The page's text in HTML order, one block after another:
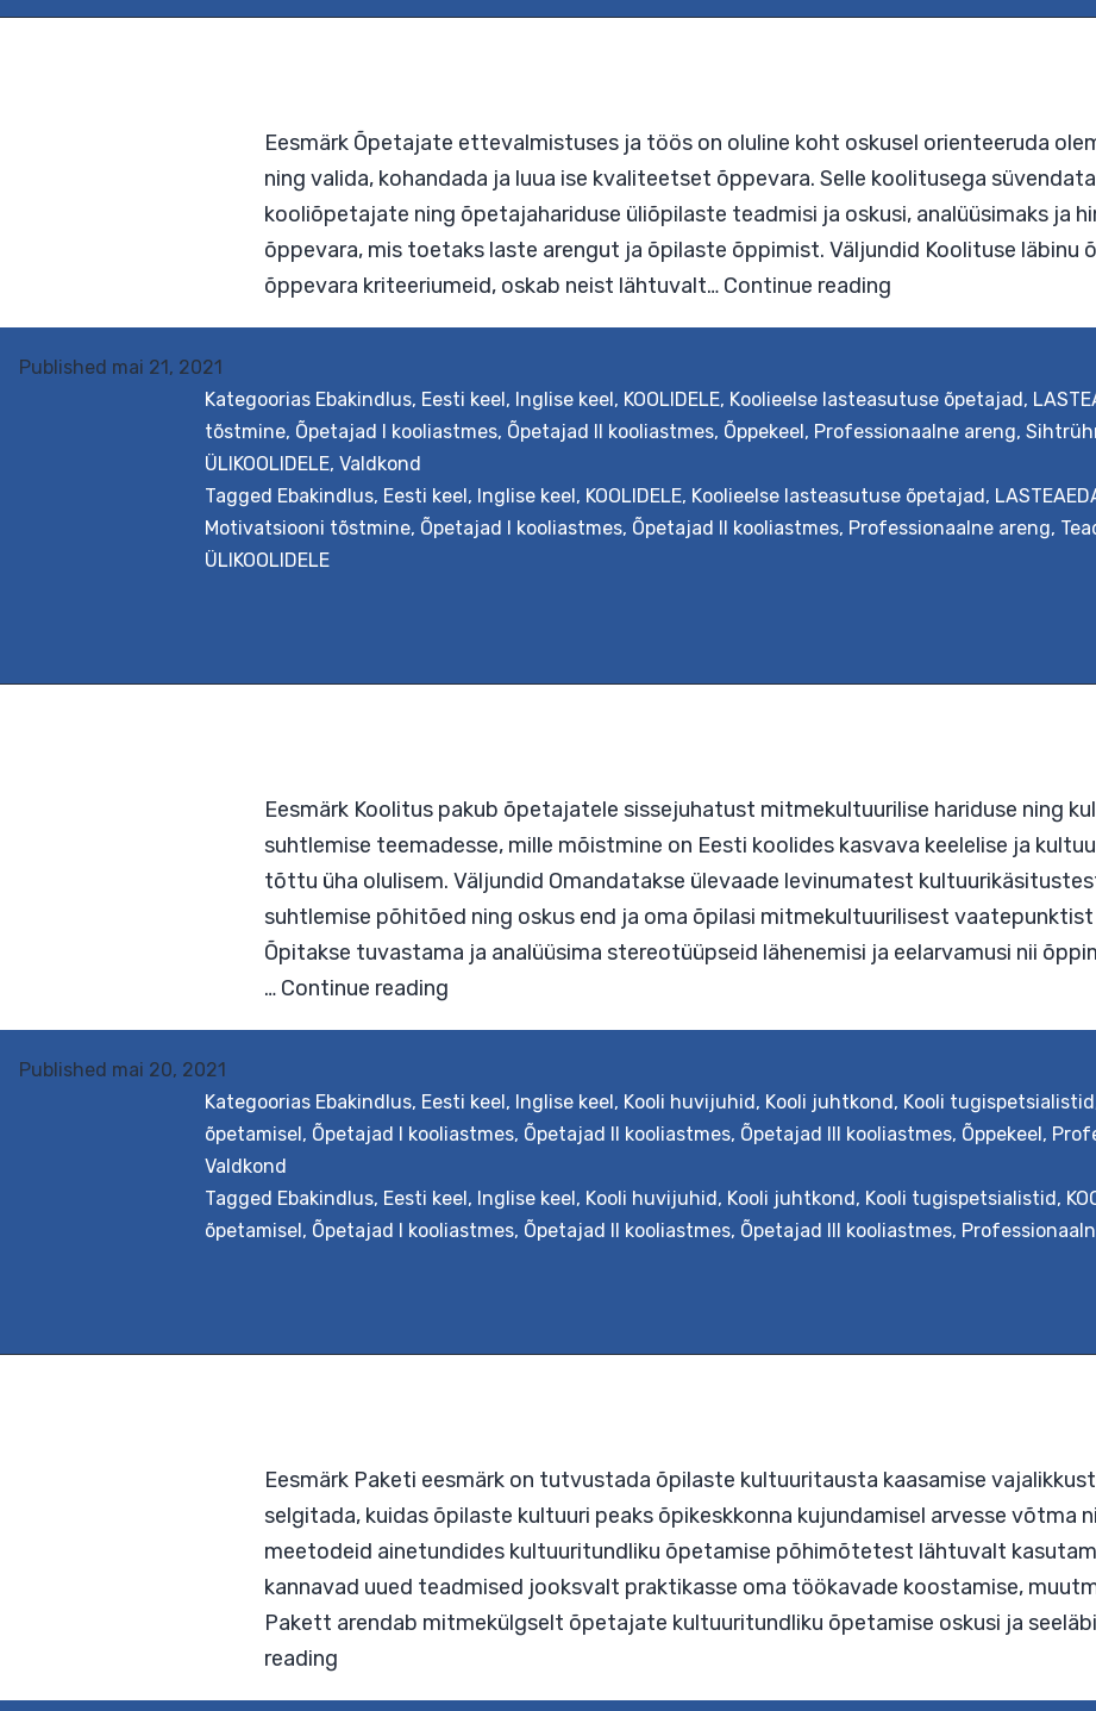
Eesmärk Õpetajate ettevalmistuses ja töös on oluline koht oskusel
ning valida, kohandada ja luua ise kvaliteetset õppevara. Selle
õppevara kriteeriumeid, oskab neist lähtuvalt… Continue readingÕppevara
ja
Published mai 21, 2021
Kategoorias Ebakindlus, Eesti keel, Inglise keel, KOOLIDELE, Koolieelse lasteasutuse õpetajad,
tõstmine, Õpetajad I kooliastmes, Õpetajad II kooliastmes, Õppekeel, Professionaalne areng,
ÜLIKOOLIDELE, Valdkond
Tagged Ebakindlus, Eesti keel, Inglise keel, KOOLIDELE, Koolieelse lasteasutuse õpetajad,
Motivatsiooni tõstmine, Õpetajad I kooliastmes, Õpetajad II kooliastmes, Professionaalne areng,
ÜLIKOOLIDELE
Eesmärk Koolitus pakub õpetajatele sissejuhatust mitmekultuurilise
suhtlemise põhitõed ning oskus end ja oma õpilasi mitmekultuurilisest
…Continue readingSissejuhatus
mitmekultuurilisse
või
Published mai 20, 2021
Kategoorias Ebakindlus, Eesti keel, Inglise keel, Kooli huvijuhid, Kooli juhtkond, Kooli tugispetsialistid
õpetamisel, Õpetajad I kooliastmes, Õpetajad II kooliastmes, Õpetajad III kooliastmes, Õppekeel,
Valdkond
Tagged Ebakindlus, Eesti keel, Inglise keel, Kooli huvijuhid, Kooli juhtkond, Kooli tugispetsialistid,
õpetamisel, Õpetajad I kooliastmes, Õpetajad II kooliastmes, Õpetajad III kooliastmes,